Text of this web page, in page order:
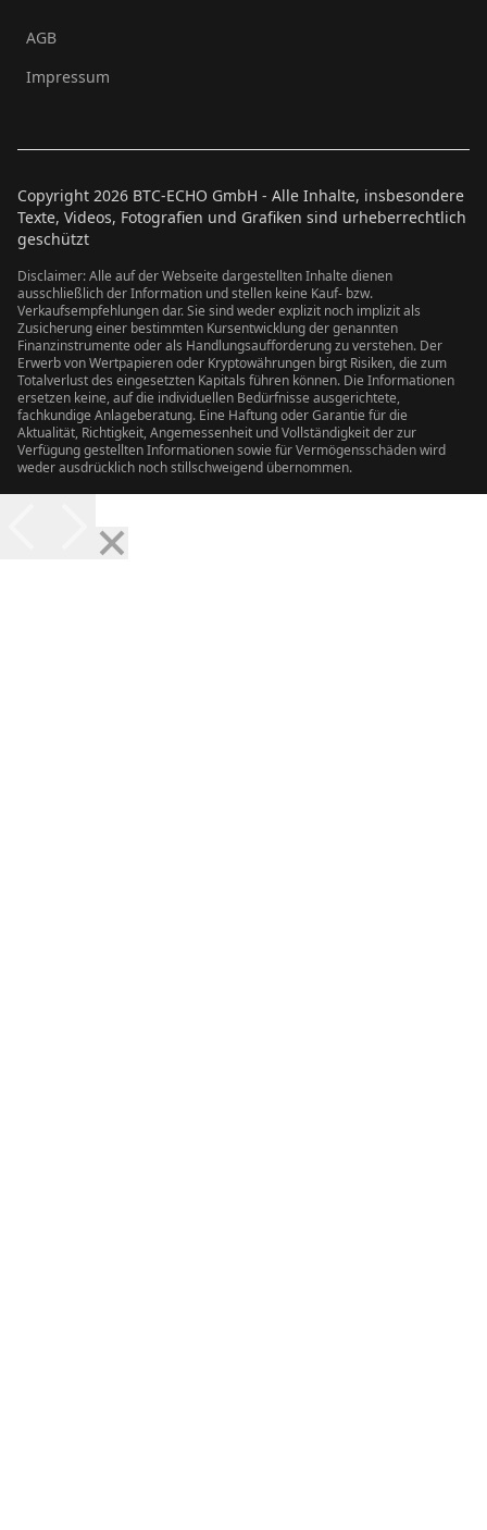
AGB
Impressum
Copyright 2026 BTC-ECHO GmbH - Alle Inhalte, insbesondere
Texte, Videos, Fotografien und Grafiken sind urheberrechtlich
geschützt
Disclaimer: Alle auf der Webseite dargestellten Inhalte dienen
ausschließlich der Information und stellen keine Kauf- bzw.
Verkaufsempfehlungen dar. Sie sind weder explizit noch implizit als
Zusicherung einer bestimmten Kursentwicklung der genannten
Finanzinstrumente oder als Handlungsaufforderung zu verstehen. Der
Erwerb von Wertpapieren oder Kryptowährungen birgt Risiken, die zum
Totalverlust des eingesetzten Kapitals führen können. Die Informationen
ersetzen keine, auf die individuellen Bedürfnisse ausgerichtete,
fachkundige Anlageberatung. Eine Haftung oder Garantie für die
Aktualität, Richtigkeit, Angemessenheit und Vollständigkeit der zur
Verfügung gestellten Informationen sowie für Vermögensschäden wird
weder ausdrücklich noch stillschweigend übernommen.